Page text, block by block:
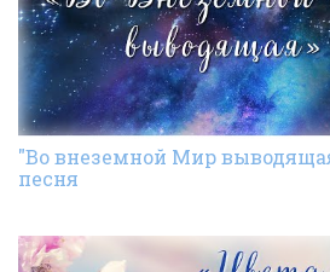
"Во внеземной Мир
песня